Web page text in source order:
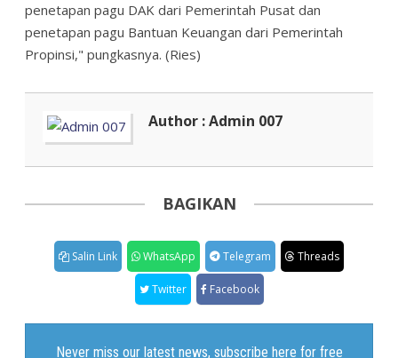
penetapan pagu DAK dari Pemerintah Pusat dan
penetapan pagu Bantuan Keuangan dari Pemerintah
Propinsi," pungkasnya. (Ries)
Author : Admin 007
BAGIKAN
Salin Link WhatsApp Telegram Threads
Twitter Facebook